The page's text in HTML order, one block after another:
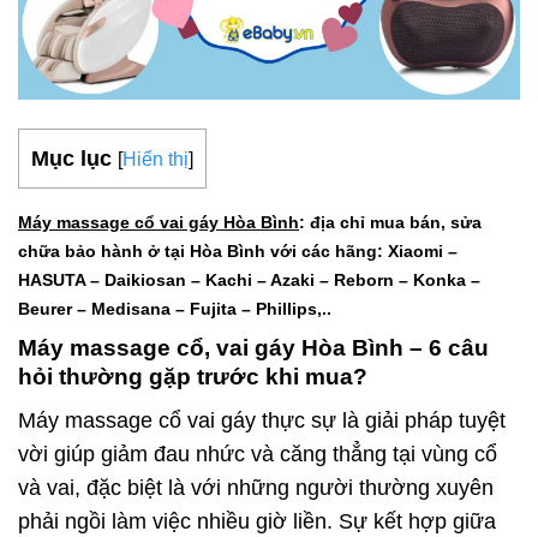
Mục lục [Hiển thị]
Máy massage cổ vai gáy Hòa Bình: địa chỉ mua bán, sửa
chữa bảo hành ở tại Hòa Bình với các hãng: Xiaomi –
HASUTA – Daikiosan – Kachi – Azaki – Reborn – Konka –
Beurer – Medisana – Fujita – Phillips,..
Máy massage cổ, vai gáy Hòa Bình – 6 câu
hỏi thường gặp trước khi mua?
Máy massage cổ vai gáy thực sự là giải pháp tuyệt
vời giúp giảm đau nhức và căng thẳng tại vùng cổ
và vai, đặc biệt là với những người thường xuyên
phải ngồi làm việc nhiều giờ liền. Sự kết hợp giữa